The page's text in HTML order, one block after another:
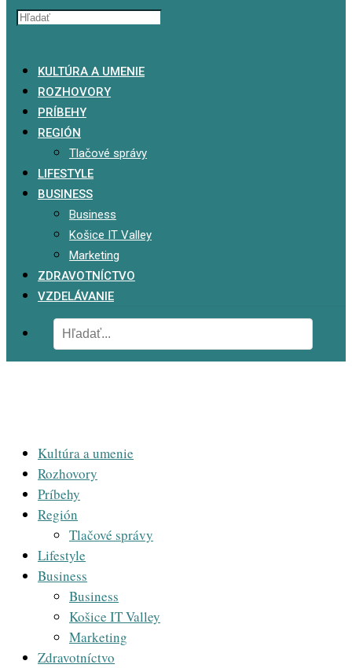
KULTÚRA A UMENIE
ROZHOVORY
PRÍBEHY
REGIÓN
Tlačové správy
LIFESTYLE
BUSINESS
Business
Košice IT Valley
Marketing
ZDRAVOTNÍCTVO
VZDELÁVANIE
Kultúra a umenie
Rozhovory
Príbehy
Región
Tlačové správy
Lifestyle
Business
Business
Košice IT Valley
Marketing
Zdravotníctvo